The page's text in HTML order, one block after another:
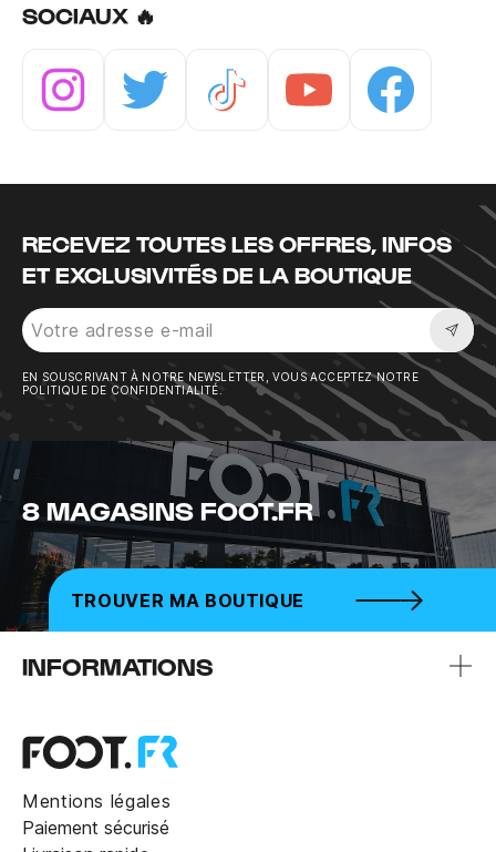
SOCIAUX 🔥
RECEVEZ TOUTES LES OFFRES, INFOS
ET EXCLUSIVITÉS DE LA BOUTIQUE
EN SOUSCRIVANT À NOTRE NEWSLETTER, VOUS ACCEPTEZ NOTRE
POLITIQUE DE CONFIDENTIALITÉ.
8 MAGASINS FOOT.FR
TROUVER MA BOUTIQUE
INFORMATIONS
Mentions légales
Paiement sécurisé